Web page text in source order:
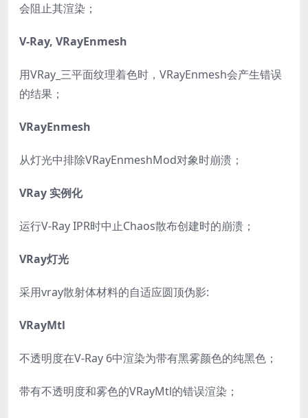
会阻止其渲染；
V-Ray, VRayEnmesh
用VRay_三平面纹理着色时，VRayEnmesh会产生错误
的结果；
VRayEnmesh
从灯光中排除VRayEnmeshMod对象时崩溃；
VRay 实例化
运行V-Ray IPR时中止Chaos散布创建时的崩溃；
VRay灯光
采用vray散射体材料的自适应圆顶伪影:
VRayMtl
不透明度在V-Ray 6中渲染为带有黑雾颜色的纯黑色；
带有不透明度和雾色的VRayMtl的错误渲染；